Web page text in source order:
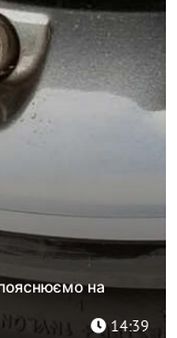
на
14:39